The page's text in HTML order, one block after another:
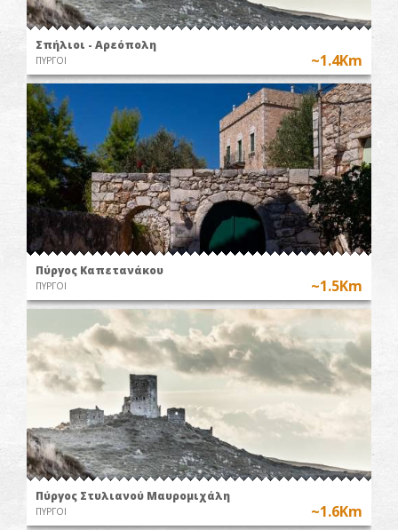
Σπήλιοι - Αρεόπολη
ΠΥΡΓΟΙ ~1.4Km
Πύργος Καπετανάκου
ΠΥΡΓΟΙ ~1.5Km
Πύργος Στυλιανού Μαυρομιχάλη
ΠΥΡΓΟΙ ~1.6Km